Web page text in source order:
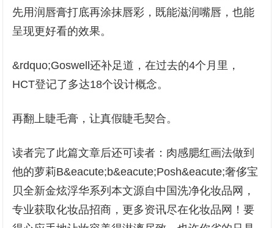
先用润唇膏打底再涂抹唇彩，既能滋润嘴唇，也能
呈现更好看的效果。
&rdquo;Goswell还补足道，在过去的4个月里，
HCT登记了多达18个设计概念。
再翻上睫毛膏，让真假睫毛契合。
读者完了此篇文章后还可读者：肉感腮红画法做到
他的萝莉B&eacute;b&eacute;Posh&eacute;奢侈宝
贝全新金炫浮华系列本文源自中国洗净化妆品网，
专业获取化妆品招商，更多资讯尽在化妆品网！要